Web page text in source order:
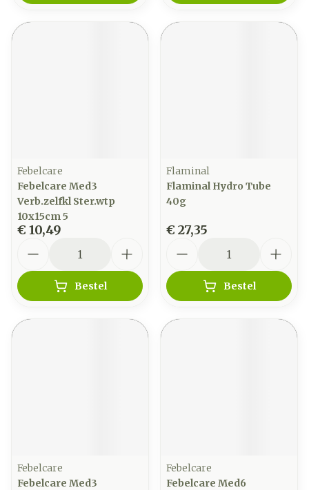
Febelcare
Febelcare Med3
Verb.zelfkl Ster.wtp
10x15cm 5
€ 10,49
Bestel
Flaminal
Flaminal Hydro Tube
40g
€ 27,35
Bestel
Febelcare
Febelcare Med3
Febelcare
Febelcare Med6